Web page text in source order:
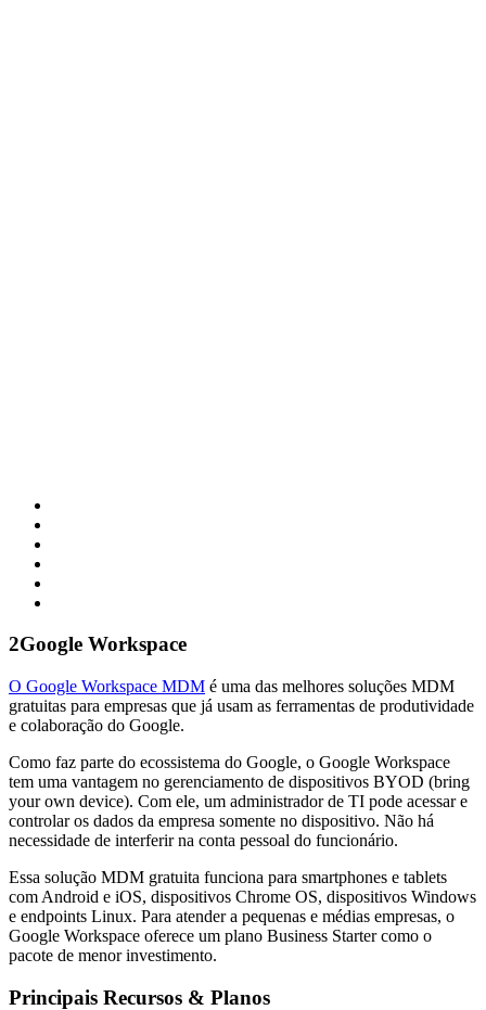
2Google Workspace
O Google Workspace MDM é uma das melhores soluções MDM
gratuitas para empresas que já usam as ferramentas de produtividade
e colaboração do Google.
Como faz parte do ecossistema do Google, o Google Workspace
tem uma vantagem no gerenciamento de dispositivos BYOD (bring
your own device). Com ele, um administrador de TI pode acessar e
controlar os dados da empresa somente no dispositivo. Não há
necessidade de interferir na conta pessoal do funcionário.
Essa solução MDM gratuita funciona para smartphones e tablets
com Android e iOS, dispositivos Chrome OS, dispositivos Windows
e endpoints Linux. Para atender a pequenas e médias empresas, o
Google Workspace oferece um plano Business Starter como o
pacote de menor investimento.
Principais Recursos & Planos